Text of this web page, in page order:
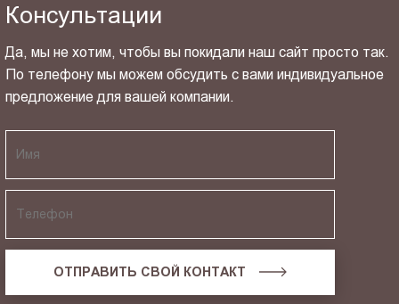
Консультации
Да, мы не хотим, чтобы вы покидали наш сайт просто так.
По телефону мы можем обсудить с вами индивидуальное
предложение для вашей компании.
ОТПРАВИТЬ СВОЙ КОНТАКТ